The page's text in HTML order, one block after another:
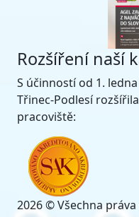
Rozšíření naší
S účinností od 1.
Třinec-Podlesí
pracoviště:
2026 © Všechna